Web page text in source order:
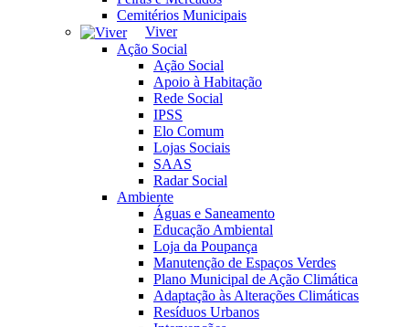
Cemitérios Municipais
Viver
Ação Social
Ação Social
Apoio à Habitação
Rede Social
IPSS
Elo Comum
Lojas Sociais
SAAS
Radar Social
Ambiente
Águas e Saneamento
Educação Ambiental
Loja da Poupança
Manutenção de Espaços Verdes
Plano Municipal de Ação Climática
Adaptação às Alterações Climáticas
Resíduos Urbanos